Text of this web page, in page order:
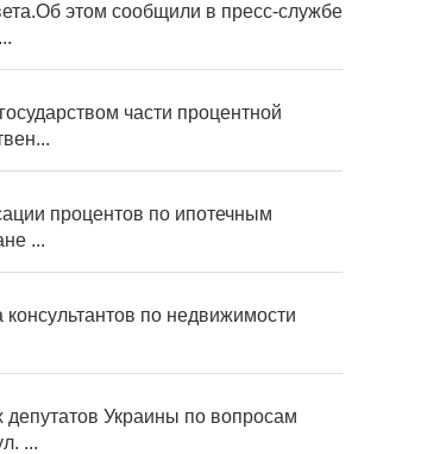
этом сообщили в пресс-службе
части процентной
процентов по ипотечным
...
по недвижимости
Украины по вопросам
...